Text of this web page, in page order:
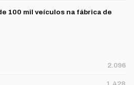
100 mil veículos na fábrica de
2.096